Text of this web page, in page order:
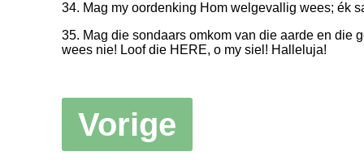
34. Mag my oordenking Hom welgevallig wees; ék
35. Mag die sondaars omkom van die aarde en die
wees nie! Loof die HERE, o my siel! Halleluja!
Vorige